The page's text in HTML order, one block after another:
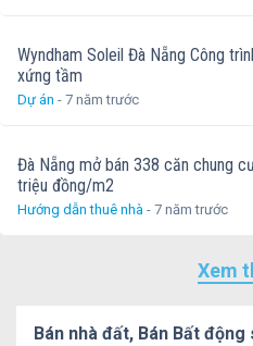
Wyndham Soleil Đà Nẵng Công
xứng tầm
Dự án - 7 năm trước
Đà Nẵng mở bán 338 căn chung
triệu đồng/m2
Hướng dẫn thuê nhà - 7 năm trước
Xem
Bán nhà đất, Bán Bất